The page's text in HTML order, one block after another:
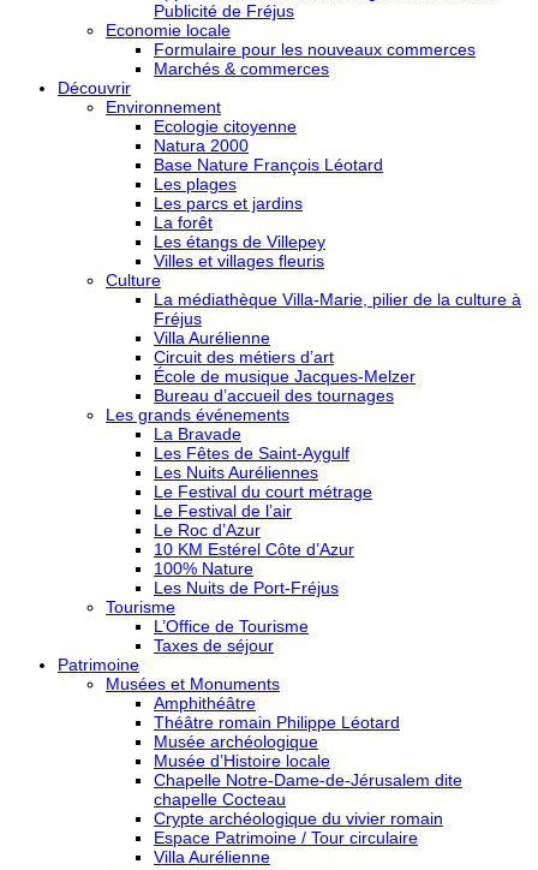
Publicité de Fréjus
Economie locale
Formulaire pour les nouveaux commerces
Marchés & commerces
Découvrir
Environnement
Ecologie citoyenne
Natura 2000
Base Nature François Léotard
Les plages
Les parcs et jardins
La forêt
Les étangs de Villepey
Villes et villages fleuris
Culture
La médiathèque Villa-Marie, pilier de la culture à
Fréjus
Villa Aurélienne
Circuit des métiers d’art
École de musique Jacques-Melzer
Bureau d’accueil des tournages
Les grands événements
La Bravade
Les Fêtes de Saint-Aygulf
Les Nuits Auréliennes
Le Festival du court métrage
Le Festival de l’air
Le Roc d’Azur
10 KM Estérel Côte d’Azur
100% Nature
Les Nuits de Port-Fréjus
Tourisme
L’Office de Tourisme
Taxes de séjour
Patrimoine
Musées et Monuments
Amphithéâtre
Théâtre romain Philippe Léotard
Musée archéologique
Musée d’Histoire locale
Chapelle Notre-Dame-de-Jérusalem dite
chapelle Cocteau
Crypte archéologique du vivier romain
Espace Patrimoine / Tour circulaire
Villa Aurélienne